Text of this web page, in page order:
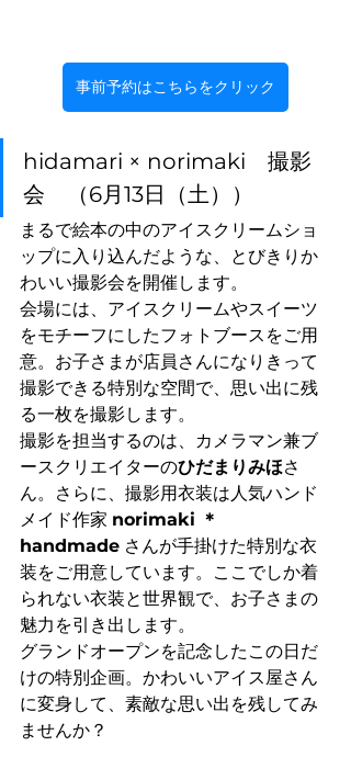
事前予約はこちらをクリック
hidamari × norimaki　撮影
会　（6月13日（土））
まるで絵本の中のアイスクリームショ
ップに入り込んだような、とびきりか
わいい撮影会を開催します。
会場には、アイスクリームやスイーツ
をモチーフにしたフォトブースをご用
意。お子さまが店員さんになりきって
撮影できる特別な空間で、思い出に残
る一枚を撮影します。
撮影を担当するのは、カメラマン兼ブ
ースクリエイターのひだまりみほさ
ん。さらに、撮影用衣装は人気ハンド
メイド作家 norimaki ＊
handmade さんが手掛けた特別な衣
装をご用意しています。ここでしか着
られない衣装と世界観で、お子さまの
魅力を引き出します。
グランドオープンを記念したこの日だ
けの特別企画。かわいいアイス屋さん
に変身して、素敵な思い出を残してみ
ませんか？